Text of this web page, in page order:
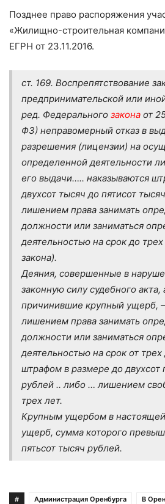
Позднее право распоряжения
«Жилищно-строительная
ЕГРН от 23.11.2016.
ст. 169. Воспрепятствование
предпринимательской или
ред. Федерального закона от
ФЗ) неправомерный отказ в
разрешения (лицензии) на
определенной деятельности
его выдачи….. наказываются
двухсот тысяч до пятисот
лишением права занимать
должности или заниматься
деятельностью на срок до
закона).
Деяния, совершенные в
законную силу судебного акта,
причинившие крупный ущерб,
лишением права занимать
должности или заниматься
деятельностью на срок от
штрафом в размере до двухсот
рублей .. либо … лишением
трех лет.
Крупным ущербом в настоящей
ущерб, сумма которого
пятьсот тысяч рублей.
# Администрация Оренбурга В